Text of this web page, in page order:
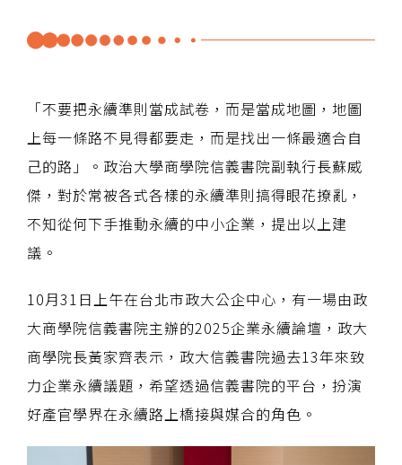
「不要把永續準則當成試卷，而是當成地圖，地圖
上每一條路不見得都要走，而是找出一條最適合自
己的路」。政治大學商學院信義書院副執行長蘇威
傑，對於常被各式各樣的永續準則搞得眼花撩亂，
不知從何下手推動永續的中小企業，提出以上建
議。
10月31日上午在台北市政大公企中心，有一場由政
大商學院信義書院主辦的2025企業永續論壇，政大
商學院長黃家齊表示，政大信義書院過去13年來致
力企業永續議題，希望透過信義書院的平台，扮演
好產官學界在永續路上橋接與媒合的角色。